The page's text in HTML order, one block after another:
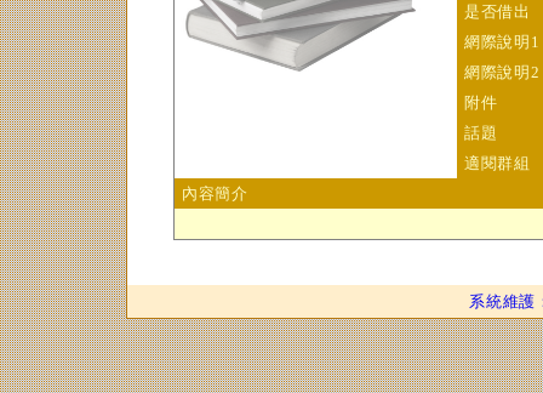
是否借出
網際說明1
網際說明2
附件
話題
適閱群組
內容簡介
系統維護